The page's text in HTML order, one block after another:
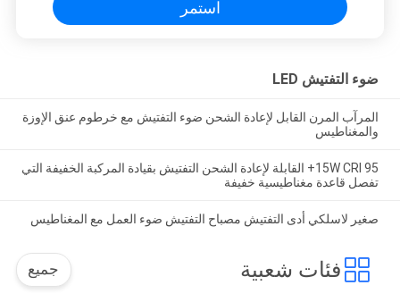
استمر
ضوء التفتيش LED
المرآب المرن القابل لإعادة الشحن ضوء التفتيش مع خرطوم عنق الإوزة
والمغناطيس
15W CRI 95+ القابلة لإعادة الشحن التفتيش بقيادة المركبة الخفيفة التي
تفصل قاعدة مغناطيسية خفيفة
صغير لاسلكي أدى التفتيش مصباح التفتيش ضوء العمل مع المغناطيس
فئات شعبية جميع